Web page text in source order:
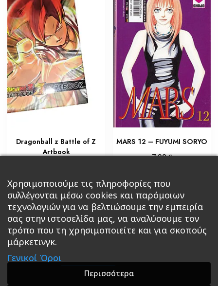
Dragonball z Battle of Z
Artbook
Διαβάστε περισσότερα
MARS 12 – FUYUMI SORYO
7,20€
Κεντρική Βιβλία
Roleplaying Games Ψυχαγωγία Εκδόσεις Βάρδος
Σε Προσφορά
Χρησιμοποιούμε τις πληροφορίες που
συλλέγονται μέσω cookies και παρόμοιων
τεχνολογιών για να βελτιώσουμε την εμπειρία
σας στην ιστοσελίδα μας, να αναλύσουμε τον
τρόπο που τη χρησιμοποιείτε και για σκοπούς
μάρκετινγκ.
Γενικοί Όροι
Περισσότερα